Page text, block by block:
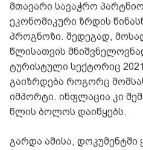
მთავარი სავაჭრო
ეკონომიკური ზრდის
პროგნოზი. შედეგად,
წლისათვის
ტურისტული სექტორიც
გაიზრდება როგორც
იმპორტი. ინფლაცია კი
წლის ბოლოს დაიწყებს.
გარდა ამისა, დოკუმენტში